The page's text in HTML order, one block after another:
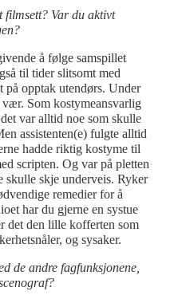
filmsett? Var du aktivt
å følge samspillet
til tider slitsomt med
på opptak utendørs. Under
Som kostymeansvarlig
var alltid noe som skulle
assistenten(e) fulgte alltid
hadde riktig kostyme til
scripten. Og var på pletten
skulle skje underveis. Ryker
remedier for å
har du gjerne en systue
det den lille kofferten som
og sysaker.
de andre fagfunksjonene,